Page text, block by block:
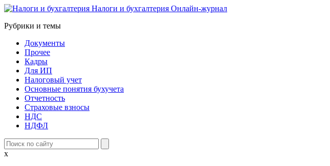
Налоги и бухгалтерия Онлайн-журнал
Рубрики и темы
Документы
Прочее
Кадры
Для ИП
Налоговый учет
Основные понятия бухучета
Отчетность
Страховые взносы
НДС
НДФЛ
x